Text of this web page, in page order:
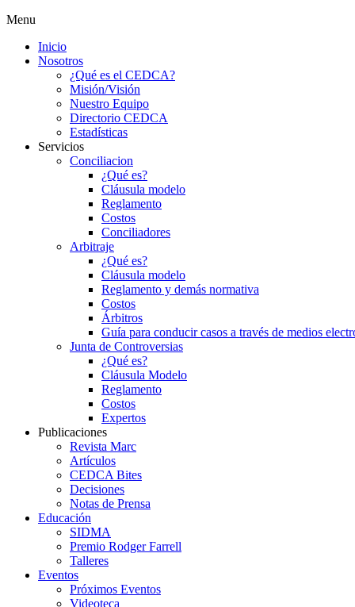
Menu
Inicio
Nosotros
¿Qué es el CEDCA?
Misión/Visión
Nuestro Equipo
Directorio CEDCA
Estadísticas
Servicios
Conciliacion
¿Qué es?
Cláusula modelo
Reglamento
Costos
Conciliadores
Arbitraje
¿Qué es?
Cláusula modelo
Reglamento y demás normativa
Costos
Árbitros
Guía para conducir casos a través de medios
Junta de Controversias
¿Qué es?
Cláusula Modelo
Reglamento
Costos
Expertos
Publicaciones
Revista Marc
Artículos
CEDCA Bites
Decisiones
Notas de Prensa
Educación
SIDMA
Premio Rodger Farrell
Talleres
Eventos
Próximos Eventos
Videoteca